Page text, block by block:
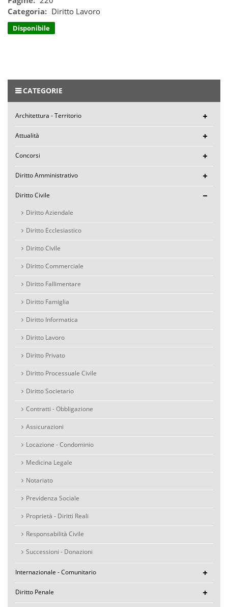
Categoria: Diritto Lavoro
Disponibile
CATEGORIE
Architettura - Territorio
Attualità
Concorsi
Diritto Amministrativo
Diritto Civile
Diritto Aziendale
Diritto Ecclesiastico
Diritto Civile
Diritto Commerciale
Diritto Fallimentare
Diritto Famiglia
Diritto Informatica
Diritto Lavoro
Diritto Privato
Diritto Processuale Civile
Diritto Societario
Contratti - Obbligazione
Assicurazioni
Locazione - Condominio
Medicina Legale
Notariato
Previdenza Sociale
Proprietà - Diritti Reali
Responsabilità Civile
Successioni - Donazioni
Internazionale - Comunitario
Diritto Penale